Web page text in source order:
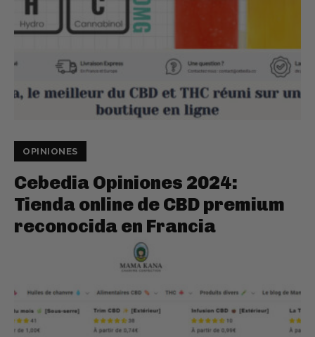
OPINIONES
Cebedia Opiniones 2024:
Tienda online de CBD premium
reconocida en Francia